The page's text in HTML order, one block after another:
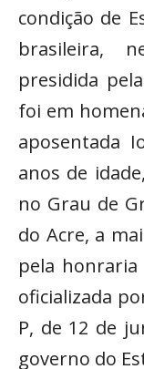
condição de
brasileira,
presidida
foi em
aposentada
anos de
no Grau de
do Acre, a
pela
oficializada
P, de 12 de
governo do